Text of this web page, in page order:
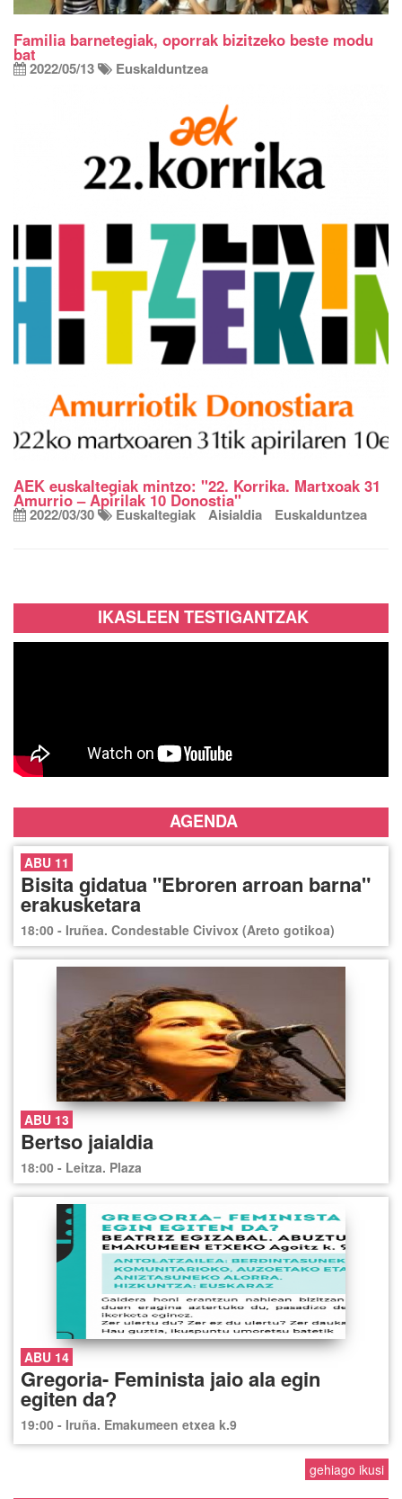
Familia barnetegiak, oporrak bizitzeko beste modu
bat
2022/05/13 Euskalduntzea
AEK euskaltegiak mintzo: "22. Korrika. Martxoak 31
Amurrio – Apirilak 10 Donostia"
2022/03/30 Euskaltegiak Aisialdia Euskalduntzea
IKASLEEN TESTIGANTZAK
AGENDA
ABU 11
Bisita gidatua "Ebroren arroan barna"
erakusketara
18:00 - Iruñea. Condestable Civivox (Areto gotikoa)
ABU 13
Bertso jaialdia
18:00 - Leitza. Plaza
ABU 14
Gregoria- Feminista jaio ala egin
egiten da?
19:00 - Iruña. Emakumeen etxea k.9
gehiago ikusi